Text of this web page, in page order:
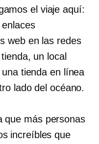
el viaje aquí:
web en las redes
un local
tienda en línea
lado del océano.
que más personas
increíbles que